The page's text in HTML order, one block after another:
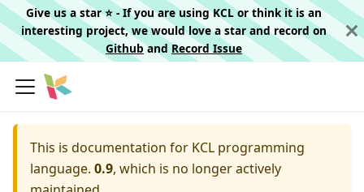
Give us a star ⭐️ - If you are using KCL or think it is an
interesting project, we would love a star and record on
Githuband Record Issue
This is documentation for KCL programming
language. 0.9, which is no longer actively